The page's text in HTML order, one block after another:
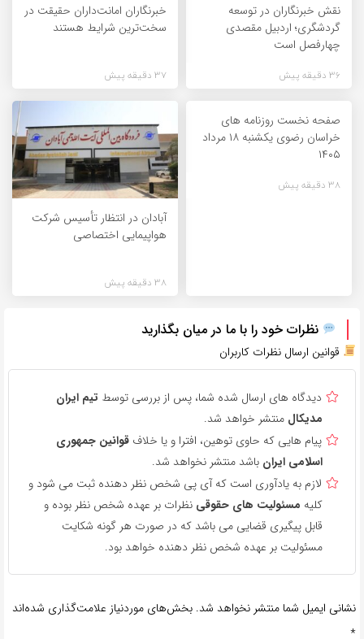
نقش خبرنگاران در توسعه
گردشگری؛ اردبیل مقصدی
چهارفصل است
36 دقیقه پیش
خبرنگاران امانت‌داران حقیقت در
سخت‌ترین شرایط هستند
37 دقیقه پیش
صفحه نخست روزنامه های
خراسان رضوی یکشنبه ۱۸ مرداد
۱۴۰۵
38 دقیقه پیش
آبادان در انتظار تأسیس شرکت
هواپیمایی اختصاصی
38 دقیقه پیش
نظرات خود را با ما در میان بگذارید
قوانین ارسال نظرات کاربران
دیدگاه های ارسال شده شما، پس از بررسی توسط تیم ایران
مدیکال منتشر خواهد شد.
پیام هایی که حاوی توهین، افترا و یا خلاف قوانین جمهوری
اسلامی ایران باشد منتشر نخواهد شد.
لازم به یادآوری است که آی پی شخص نظر دهنده ثبت می شود و
کلیه مسئولیت های حقوقی نظرات بر عهده شخص نظر بوده و
قابل پیگیری قضایی می باشد که در صورت هر گونه شکایت
مسئولیت بر عهده شخص نظر دهنده خواهد بود.
نشانی ایمیل شما منتشر نخواهد شد. بخش‌های موردنیاز علامت‌گذاری شده‌اند
*